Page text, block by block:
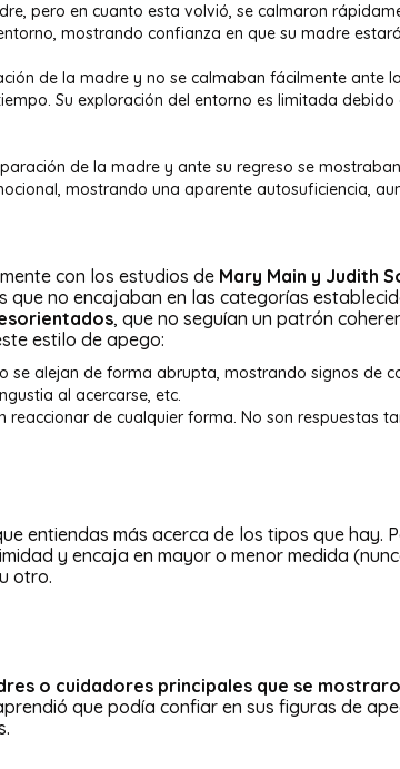
pero en cuanto esta volvió, se calmaron
mostrando confianza en que su madre
de la madre y no se calmaban fácilmente ante
Su exploración del entorno es limitada
de la madre y ante su regreso se
mostrando una aparente autosuficiencia,
con los estudios de Mary Main y Judith
no encajaban en las categorías
, que no seguían un patrón
estilo de apego:
se alejan de forma abrupta, mostrando signos de
al acercarse, etc.
reaccionar de cualquier forma. No son respuestas
entiendas más acerca de los tipos que hay.
y encaja en mayor o menor medida
otro.
o cuidadores principales que se
que podía confiar en sus figuras de